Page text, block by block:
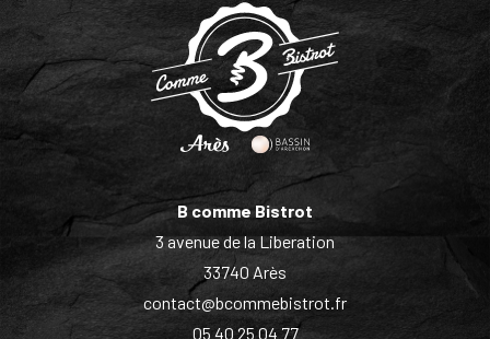
B comme Bistrot
3 avenue de la Liberation
33740 Arès
contact@bcommebistrot.fr
05 40 25 04 77